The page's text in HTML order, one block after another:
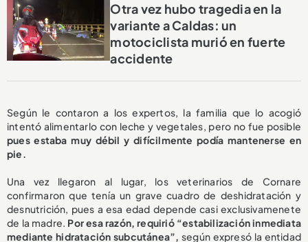
Otra vez hubo tragedia en la
variante a Caldas: un
motociclista murió en fuerte
accidente
Según le contaron a los expertos, la familia que lo acogió
intentó alimentarlo con leche y vegetales, pero no fue posible
pues estaba muy débil y difícilmente podía mantenerse en
pie.
Una vez llegaron al lugar, los veterinarios de Cornare
confirmaron que tenía un grave cuadro de deshidratación y
desnutrición, pues a esa edad depende casi exclusivamenete
de la madre. Por esa razón, requirió “estabilización inmediata
mediante hidratación subcutánea”, según expresó la entidad